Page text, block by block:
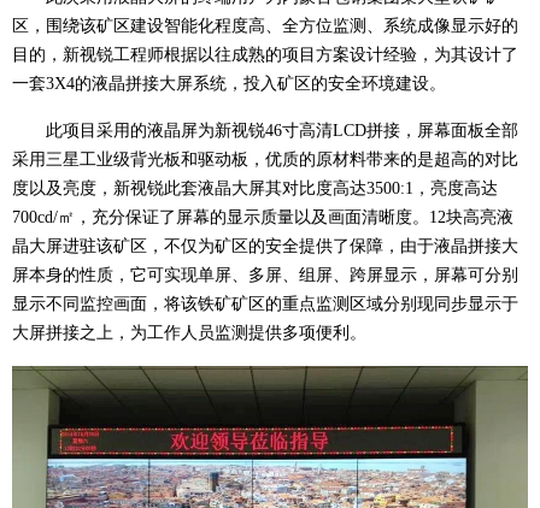
区，围绕该矿区建设智能化程度高、全方位监测、系统成像显示好的
目的，新视锐工程师根据以往成熟的项目方案设计经验，为其设计了
一套3X4的液晶拼接大屏系统，投入矿区的安全环境建设。
此项目采用的液晶屏为新视锐46寸高清LCD拼接，屏幕面板全部
采用三星工业级背光板和驱动板，优质的原材料带来的是超高的对比
度以及亮度，新视锐此套液晶大屏其对比度高达3500:1，亮度高达
700cd/㎡，充分保证了屏幕的显示质量以及画面清晰度。12块高亮液
晶大屏进驻该矿区，不仅为矿区的安全提供了保障，由于液晶拼接大
屏本身的性质，它可实现单屏、多屏、组屏、跨屏显示，屏幕可分别
显示不同监控画面，将该铁矿矿区的重点监测区域分别现同步显示于
大屏拼接之上，为工作人员监测提供多项便利。